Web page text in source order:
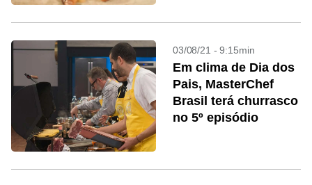
03/08/21 - 9:15min
Em clima de Dia dos
Pais, MasterChef
Brasil terá churrasco
no 5º episódio